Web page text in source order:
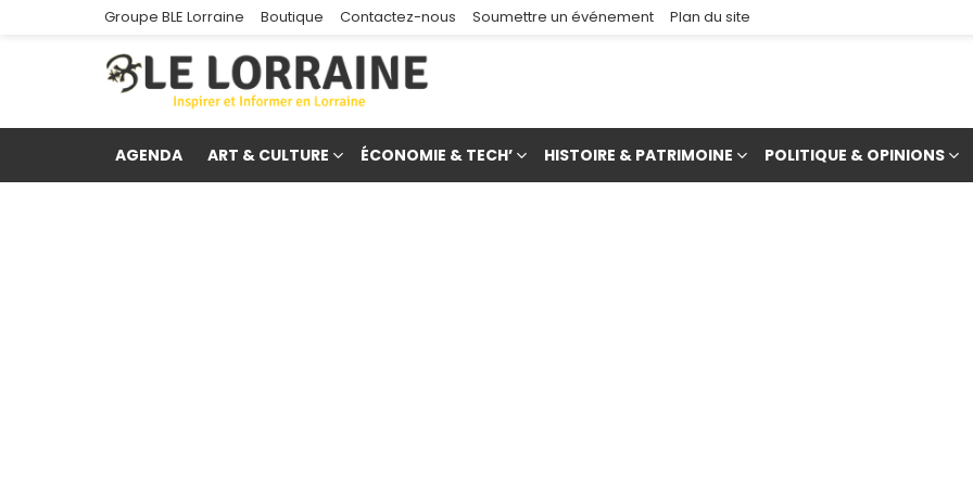
Groupe BLE Lorraine Boutique Contactez-nous Soumettre un événement Plan du site
AGENDA ART & CULTURE ÉCONOMIE & TECH’ HISTOIRE & PATRIMOINE POLITIQUE & OPINIONS